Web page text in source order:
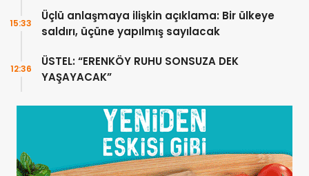
Üçlü anlaşmaya ilişkin açıklama: Bir ülkeye
saldırı, üçüne yapılmış sayılacak
15:33
ÜSTEL: “ERENKÖY RUHU SONSUZA DEK
YAŞAYACAK”
12:36